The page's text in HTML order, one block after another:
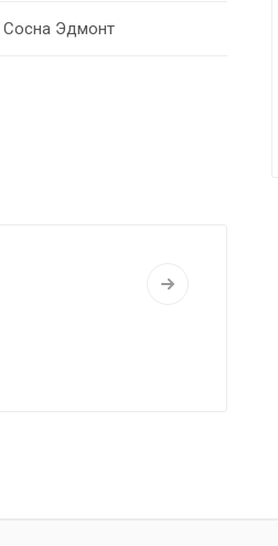
Сосна Эдмонт